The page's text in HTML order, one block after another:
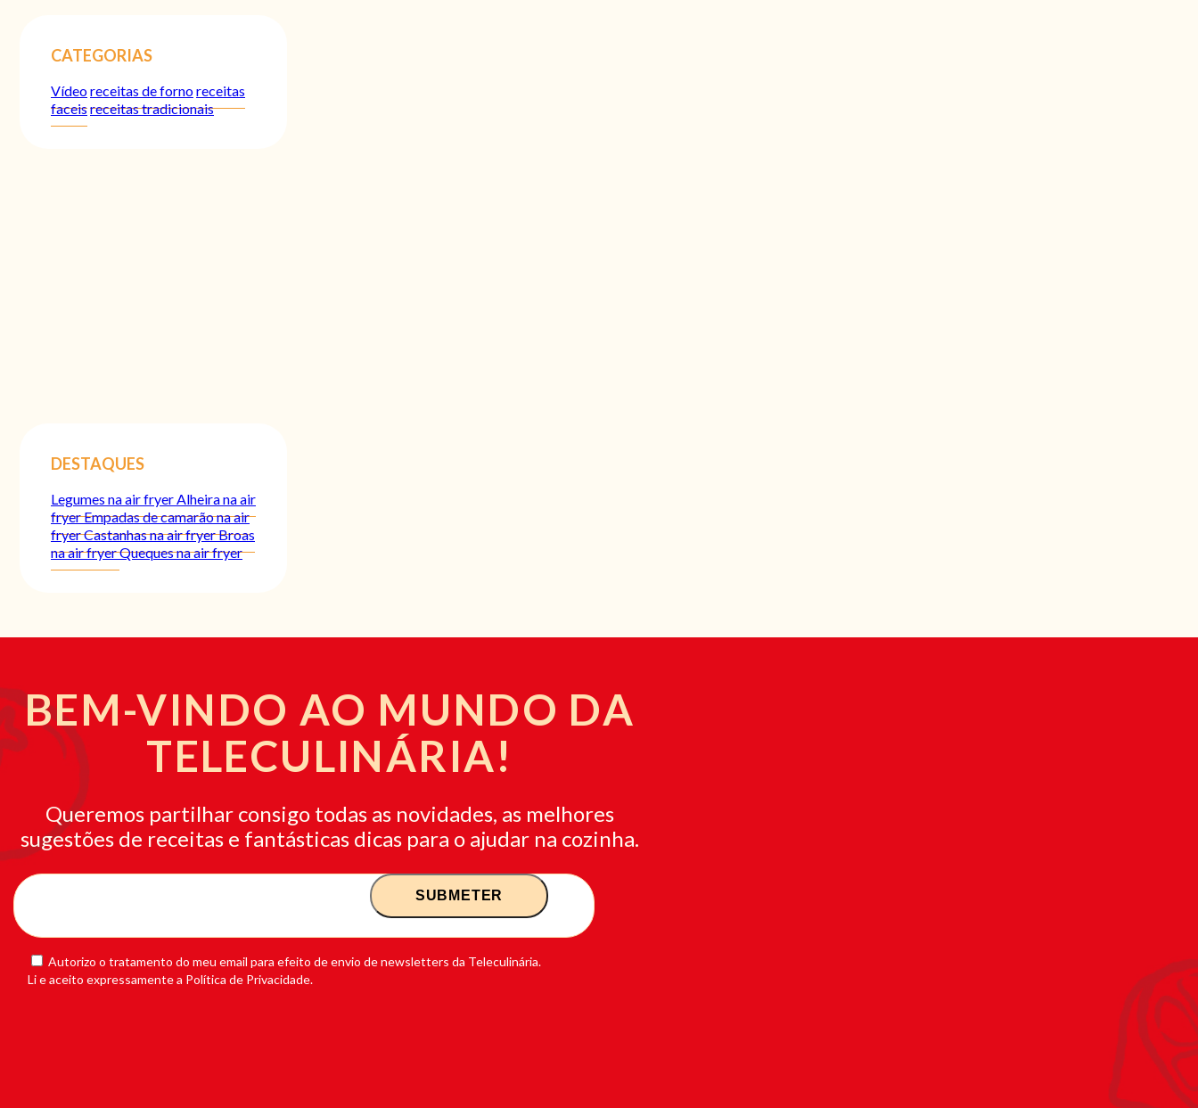
CATEGORIAS
Vídeoreceitas de fornoreceitas
faceisreceitas tradicionais
DESTAQUES
Legumes na air fryerAlheira na air
fryerEmpadas de camarão na air
fryerCastanhas na air fryerBroas
na air fryerQueques na air fryer
BEM-VINDO AO MUNDO DA
TELECULINÁRIA!
Queremos partilhar consigo todas as novidades, as melhores
sugestões de receitas e fantásticas dicas para o ajudar na cozinha.
Autorizo o tratamento do meu email para efeito de envio de newsletters da Teleculinária.
Li e aceito expressamente a Política de Privacidade.